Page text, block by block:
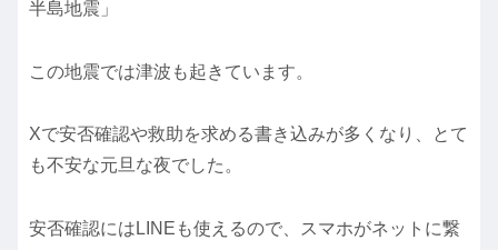
半島地震」
この地震では津波も起きています。
Xで安否確認や救助を求める書き込みが多くなり、とて
も不安な元旦な夜でした。
安否確認にはLINEも使えるので、スマホがネットに繋